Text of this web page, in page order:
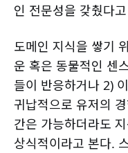
인 전문성을 갖췄다
도메인 지식을 쌓기
운 혹은 동물적인 센
들이 반응하거나 2)
귀납적으로 유저의
간은 가능하더라도
상식적이라고 본다.